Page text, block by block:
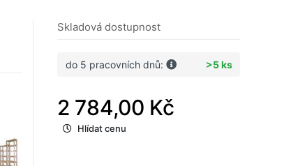
Skladová dostupnost
do 5 pracovních dnů: >5 ks
2 784,00 Kč
Hlídat cenu